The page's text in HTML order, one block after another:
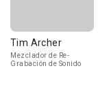
Tim Archer
Mezclador de Re-
Grabación de Sonido